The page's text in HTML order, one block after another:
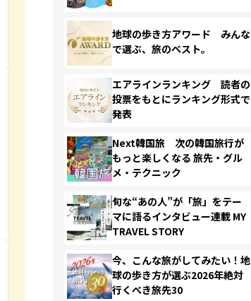
地球の歩き方アワード みんな
で選ぶ、旅のベスト。
エアラインランキング 読者の
投票をもとにランキング形式で
発表
Next韓国旅 次の韓国旅行が
もっと楽しくなる 旅先・グル
メ・テクニック
旬な“あの人”が「旅」をテー
マに語るインタビュー連載 MY
TRAVEL STORY
今、こんな旅がしてみたい！地
球の歩き方が選ぶ2026年絶対
行くべき旅先30